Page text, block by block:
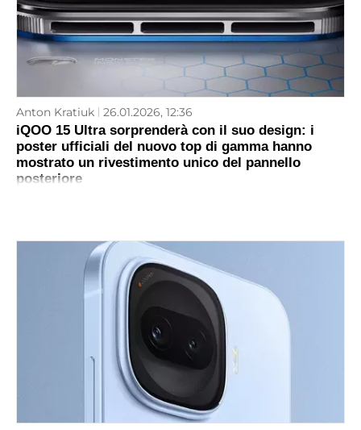
Anton Kratiuk 26.01.2026, 12:36
iQOO 15 Ultra sorprenderà con il suo design: i
poster ufficiali del nuovo top di gamma hanno
mostrato un rivestimento unico del pannello
posteriore